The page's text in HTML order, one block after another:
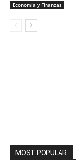
Economía y Finanzas
MOST POPULAR